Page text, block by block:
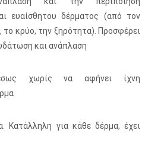
ευαίσθητου δέρματος (από τον
το κρύο, την ξηρότητα). Προσφέρει
και ανάπλαση
χωρίς να αφήνει ίχνη
Κατάλληλη για κάθε δέρμα, έχει